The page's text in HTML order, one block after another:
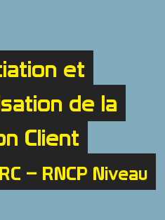
et
de la
Client
– RNCP Niveau